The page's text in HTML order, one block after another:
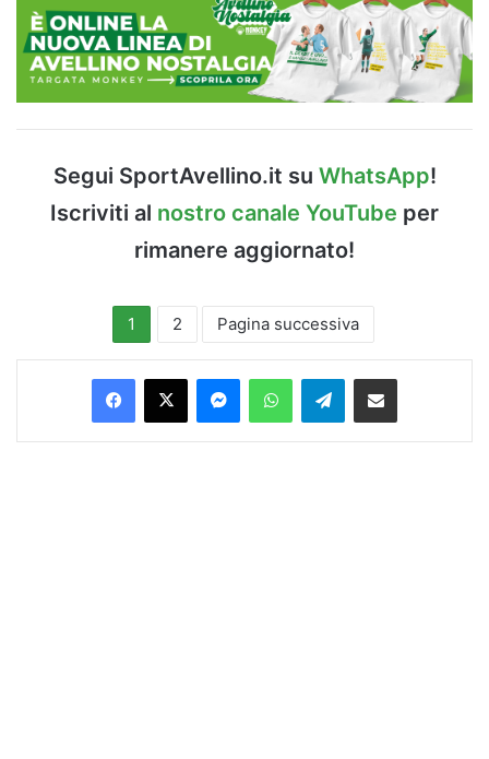
Segui SportAvellino.it su WhatsApp!
Iscriviti al nostro canale YouTube per
rimanere aggiornato!
1 2 Pagina successiva
Facebook
X MessengerWhatsAppTelegramCondividi via Email